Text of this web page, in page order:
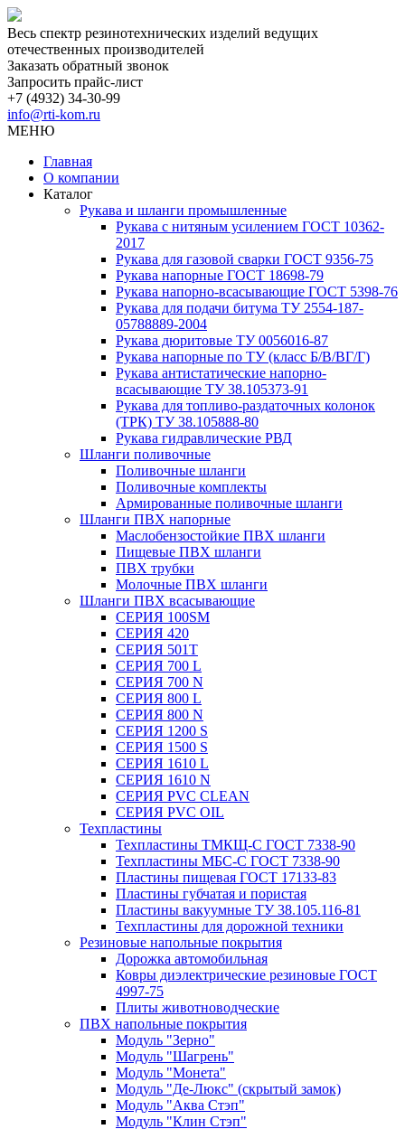
Весь спектр резинотехнических изделий ведущих
отечественных производителей
Заказать обратный звонок
Запросить прайс-лист
+7 (4932) 34-30-99
info@rti-kom.ru
МЕНЮ
Главная
О компании
Каталог
Рукава и шланги промышленные
Рукава с нитяным усилением ГОСТ 10362-
2017
Рукава для газовой сварки ГОСТ 9356-75
Рукава напорные ГОСТ 18698-79
Рукава нaпорно-всасывающие ГОСТ 5398-76
Рукава для подачи битума ТУ 2554-187-
05788889-2004
Рукава дюритовые ТУ 0056016-87
Рукава напорные по ТУ (класс Б/В/ВГ/Г)
Рукава антистатические напорно-
всасывающие ТУ 38.105373-91
Рукава для топливо-раздаточных колонок
(ТРК) ТУ 38.105888-80
Рукава гидравлические РВД
Шланги поливочные
Поливочные шланги
Поливочные комплекты
Армированные поливочные шланги
Шланги ПВХ напорные
Маслобензостойкие ПВХ шланги
Пищевые ПВХ шланги
ПВХ трубки
Молочные ПВХ шланги
Шланги ПВХ всасывающие
СЕРИЯ 100SM
СЕРИЯ 420
СЕРИЯ 501T
СЕРИЯ 700 L
СЕРИЯ 700 N
СЕРИЯ 800 L
СЕРИЯ 800 N
СЕРИЯ 1200 S
СЕРИЯ 1500 S
СЕРИЯ 1610 L
СЕРИЯ 1610 N
СЕРИЯ PVC CLEAN
СЕРИЯ PVC OIL
Техпластины
Техпластины ТМКЩ-С ГОСТ 7338-90
Техпластины МБС-С ГОСТ 7338-90
Пластины пищевая ГОСТ 17133-83
Пластины губчатая и пористая
Пластины вакуумные ТУ 38.105.116-81
Техпластины для дорожной техники
Резиновые напольные покрытия
Дорожка автомобильная
Ковры диэлектрические резиновые ГОСТ
4997-75
Плиты животноводческие
ПВХ напольные покрытия
Модуль "Зерно"
Модуль "Шагрень"
Модуль "Монета"
Модуль "Де-Люкс" (скрытый замок)
Модуль "Аква Стэп"
Модуль "Клин Стэп"